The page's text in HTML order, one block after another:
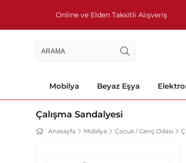
Online ve Elden Taksitli Alışveriş
Mobilya Beyaz Eşya
Çalışma Sandalyesi
Anasayfa Mobilya Çocuk / Genç Odası